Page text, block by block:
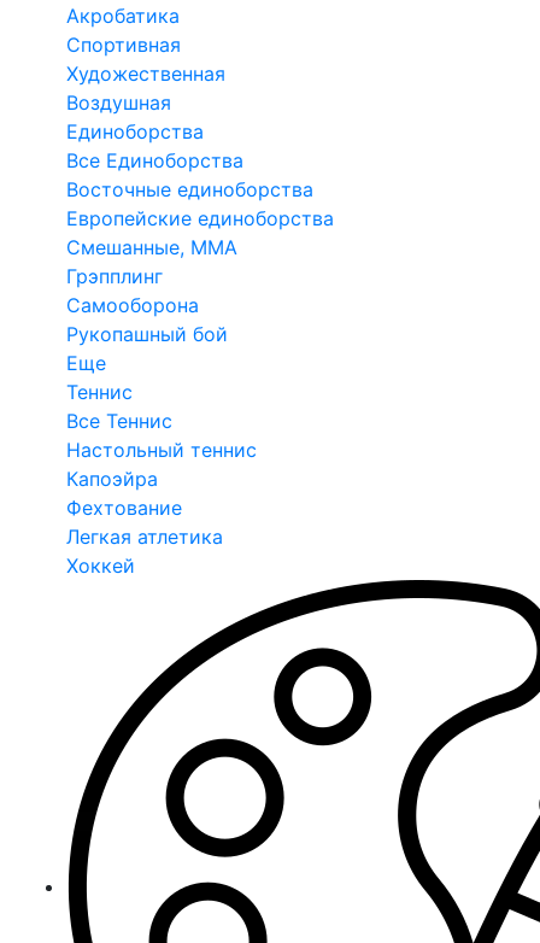
Акробатика
Спортивная
Художественная
Воздушная
Единоборства
Все Единоборства
Восточные единоборства
Европейские единоборства
Смешанные, ММА
Грэпплинг
Самооборона
Рукопашный бой
Еще
Теннис
Все Теннис
Настольный теннис
Капоэйра
Фехтование
Легкая атлетика
Хоккей